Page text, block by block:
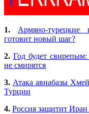
1.
Армяно-
готовит новый шаг?
2. Год будет
не смирятся
3. Атака авиабазы
Турции
4. Россия защитит